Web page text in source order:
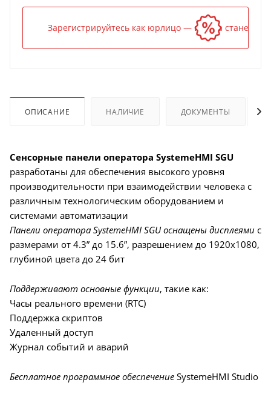
Зарегистрируйтесь как юрлицо — и цена станет
ОПИСАНИЕ НАЛИЧИЕ ДОКУМЕНТЫ
Сенсорные панели оператора SystemeHMI SGU
разработаны для обеспечения высокого уровня
производительности при взаимодействии человека с
различным технологическим оборудованием и
системами автоматизации
Панели оператора SystemeHMI SGU оснащены дисплеями с
размерами от 4.3” до 15.6”, разрешением до 1920x1080,
глубиной цвета до 24 бит
Поддерживают основные функции, такие как:
Часы реального времени (RTC)
Поддержка скриптов
Удаленный доступ
Журнал событий и аварий
Бесплатное программное обеспечение SystemeHMI Studio